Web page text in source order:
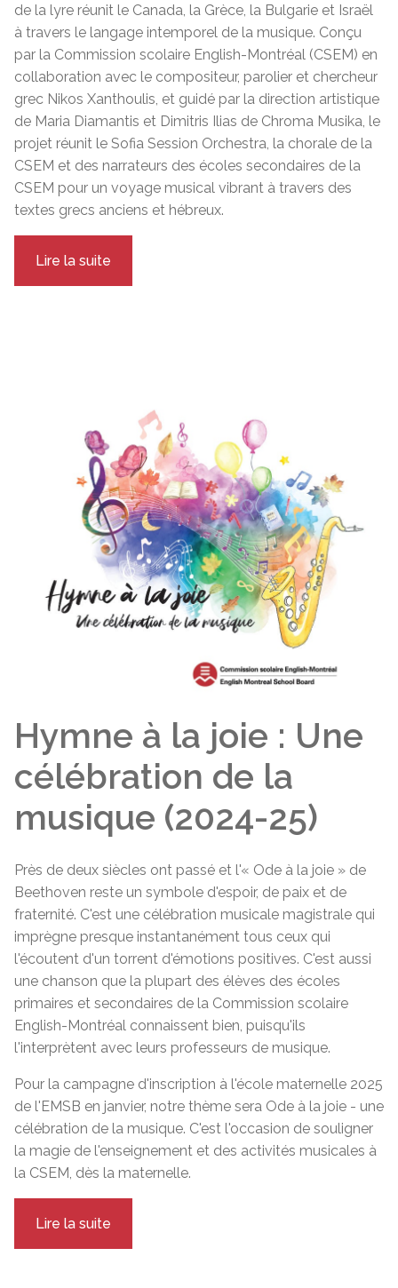
de la lyre réunit le Canada, la Grèce, la Bulgarie et Israël
à travers le langage intemporel de la musique. Conçu
par la Commission scolaire English-Montréal (CSEM) en
collaboration avec le compositeur, parolier et chercheur
grec Nikos Xanthoulis, et guidé par la direction artistique
de Maria Diamantis et Dimitris Ilias de Chroma Musika, le
projet réunit le Sofia Session Orchestra, la chorale de la
CSEM et des narrateurs des écoles secondaires de la
CSEM pour un voyage musical vibrant à travers des
textes grecs anciens et hébreux.
Lire la suite
Hymne à la joie : Une
célébration de la
musique (2024-25)
Près de deux siècles ont passé et l'« Ode à la joie » de
Beethoven reste un symbole d'espoir, de paix et de
fraternité. C'est une célébration musicale magistrale qui
imprègne presque instantanément tous ceux qui
l'écoutent d'un torrent d'émotions positives. C'est aussi
une chanson que la plupart des élèves des écoles
primaires et secondaires de la Commission scolaire
English-Montréal connaissent bien, puisqu'ils
l'interprètent avec leurs professeurs de musique.
Pour la campagne d'inscription à l'école maternelle 2025
de l'EMSB en janvier, notre thème sera Ode à la joie - une
célébration de la musique. C'est l'occasion de souligner
la magie de l'enseignement et des activités musicales à
la CSEM, dès la maternelle.
Lire la suite